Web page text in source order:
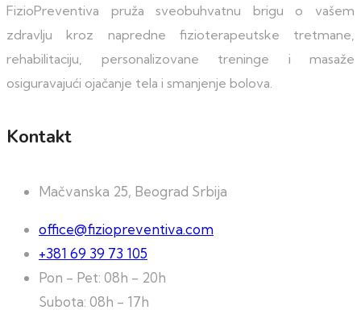
FizioPreventiva pruža sveobuhvatnu brigu o vašem
zdravlju kroz napredne fizioterapeutske tretmane,
rehabilitaciju, personalizovane treninge i masaže
osiguravajući ojačanje tela i smanjenje bolova.
Kontakt
Mačvanska 25, Beograd Srbija
office@fiziopreventiva.com
+381 69 39 73 105
Pon - Pet: 08h - 20h
Subota: 08h - 17h